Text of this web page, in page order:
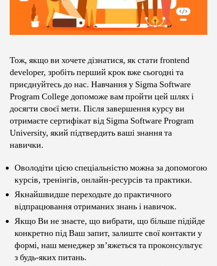
Тож, якщо ви хочете дізнатися, як стати frontend
developer, зробіть перший крок вже сьогодні та
приєднуйтесь до нас. Навчання у Sigma Software
Program College допоможе вам пройти цей шлях і
досягти своєї мети. Після завершення курсу ви
отримаєте сертифікат від Sigma Software Program
University, який підтвердить ваші знання та
навички.
Оволодіти цією спеціальністю можна за допомогою
курсів, тренінгів, онлайн-ресурсів та практики.
Якнайшвидше переходьте до практичного
відпрацювання отриманих знань і навичок.
Якщо Ви не знаєте, що вибрати, що більше підійде
конкретно під Ваш запит, залиште свої контакти у
формі, наш менеджер зв’яжеться та проконсультує
з будь-яких питань.